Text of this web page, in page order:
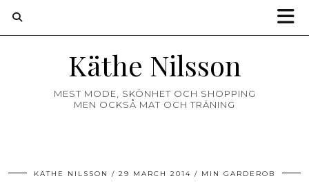
Käthe Nilsson
MEST MODE, SKÖNHET OCH SHOPPING
MEN OCKSÅ MAT OCH TRÄNING
KÄTHE NILSSON 29 MARCH 2014 MIN GARDEROB